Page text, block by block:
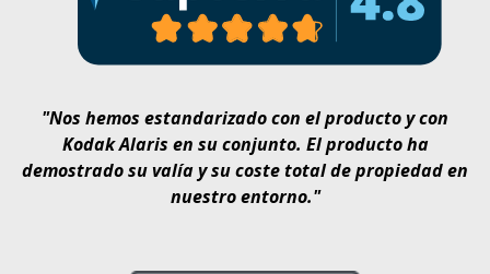
"Nos hemos estandarizado con el producto y con
Kodak Alaris en su conjunto. El producto ha
demostrado su valía y su coste total de propiedad en
nuestro entorno."